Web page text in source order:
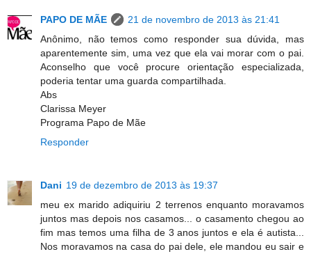
PAPO DE MÃE
21 de novembro de 2013 às 21:41
Anônimo, não temos como responder sua dúvida, mas
aparentemente sim, uma vez que ela vai morar com o pai.
Aconselho que você procure orientação especializada,
poderia tentar uma guarda compartilhada.
Abs
Clarissa Meyer
Programa Papo de Mãe
Responder
Dani 19 de dezembro de 2013 às 19:37
meu ex marido adiquiriu 2 terrenos enquanto moravamos
juntos mas depois nos casamos... o casamento chegou ao
fim mas temos uma filha de 3 anos juntos e ela é autista...
Nos moravamos na casa do pai dele, ele mandou eu sair e